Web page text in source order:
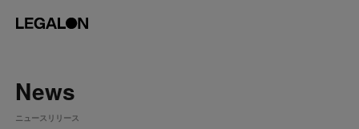
About
News
ニュースリリース